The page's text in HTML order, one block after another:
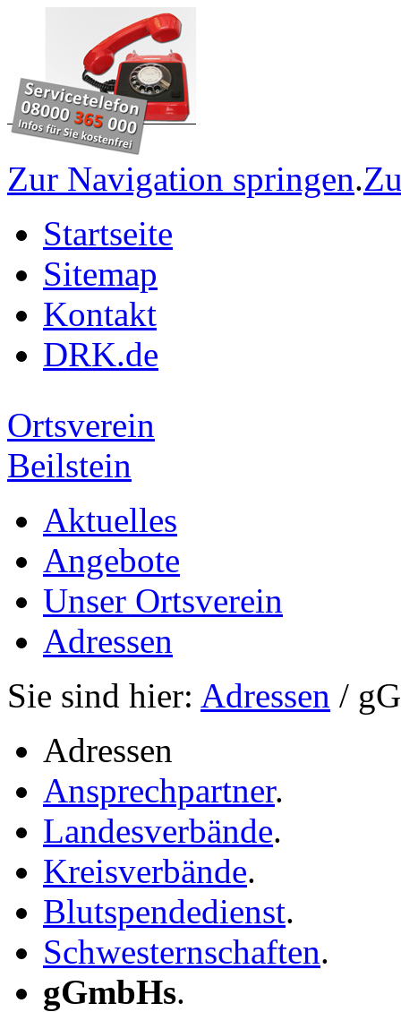
Zur Navigation springen.
Startseite
Sitemap
Kontakt
DRK.de
Ortsverein
Beilstein
Aktuelles
Angebote
Unser Ortsverein
Adressen
Sie sind hier: Adressen /
Adressen
Ansprechpartner.
Landesverbände.
Kreisverbände.
Blutspendedienst.
Schwesternschaften.
gGmbHs.